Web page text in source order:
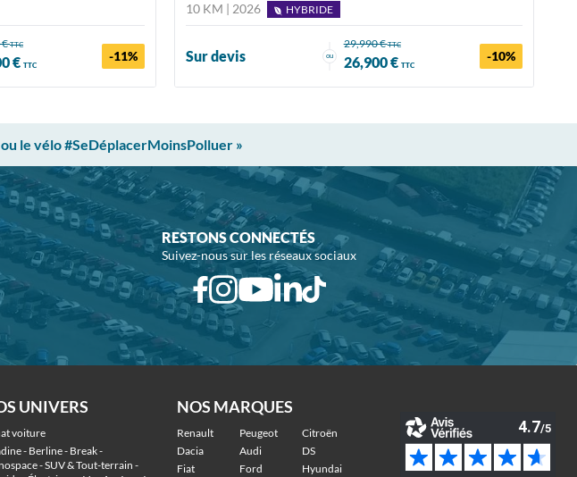
€TTC
€ TTC
-11%
10 KM | 2026
HYBRIDE
Sur devis ou
29,990 €TTC
26,900 € TTC
-10%
le vélo #SeDéplacerMoinsPolluer »
RESTONS CONNECTÉS
Suivez-nous sur les réseaux sociaux
UNIVERS
voiture
- Berline - Break -
- SUV & Tout-terrain -
NOS MARQUES
Renault Peugeot
Citroën
Dacia
Audi
DS
Fiat
Ford Hyundai